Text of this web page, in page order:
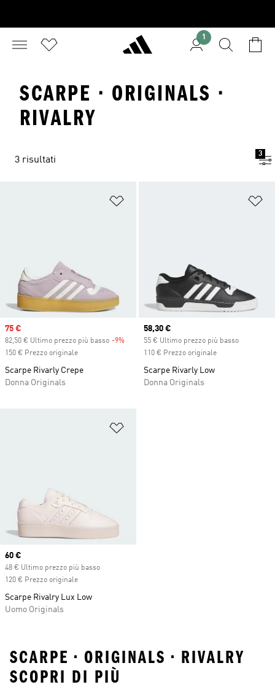
1
SCARPE · ORIGINALS ·
RIVALRY
3 risultati
3
Aggiungi alla lista dei desideri
Sale price
75 €
82,50 € Ultimo prezzo più basso -9% Discount
150 € Prezzo originale
Scarpe Rivarly Crepe
Donna Originals
Current price
58,30 €
55 € Ultimo prezzo più basso
110 € Prezzo originale
Scarpe Rivarly Low
Donna Originals
Current price
60 €
48 € Ultimo prezzo più basso
120 € Prezzo originale
Scarpe Rivalry Lux Low
Uomo Originals
SCARPE • ORIGINALS • RIVALRY
SCOPRI DI PIÙ